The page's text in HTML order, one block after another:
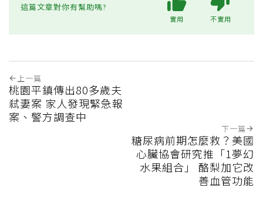
這篇文章對你有幫助嗎?
實用 不實用
上一篇
桃園平鎮傳出80多歲夫
弒妻案 家人發現緊急報
案、警方調查中
下一篇
糖尿病前期怎麼救？美國
心臟協會研究推「1夢幻
水果組合」 酪梨加它改
善血管功能